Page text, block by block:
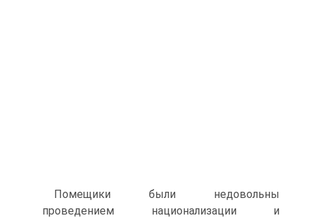
Помещики были недовольны
проведением национализации и